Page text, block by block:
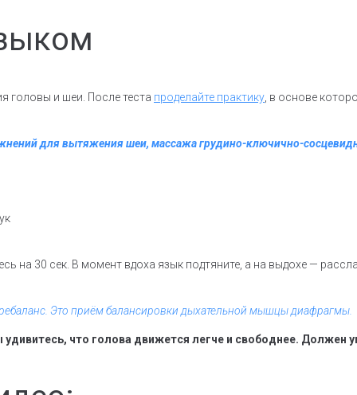
головы и шеи. После теста проделайте практику, в основе
для вытяжения шеи, массажа грудино-ключично-
на 30 сек. В момент вдоха язык подтяните, а на выдохе —
Это приём балансировки дыхательной мышцы диафрагмы.
что голова движется легче и свободнее. Должен